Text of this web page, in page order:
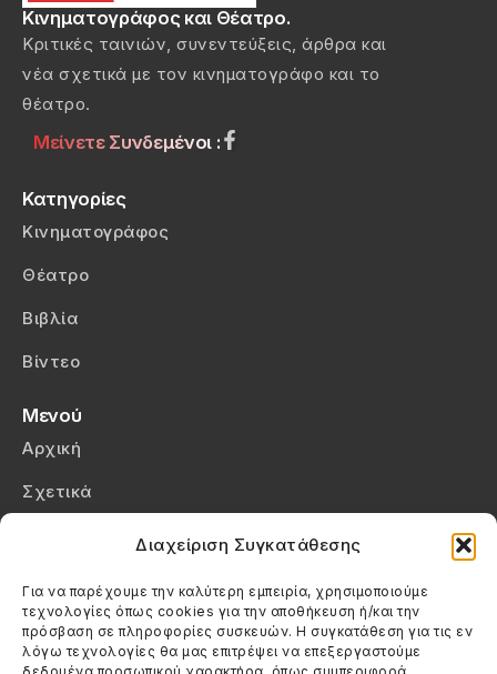
Διαχείριση Συγκατάθεσης
Για να παρέχουμε την καλύτερη εμπειρία, χρησιμοποιούμε
τεχνολογίες όπως cookies για την αποθήκευση ή/και την
πρόσβαση σε πληροφορίες συσκευών. Η συγκατάθεση για τις εν
λόγω τεχνολογίες θα μας επιτρέψει να επεξεργαστούμε
Κινηματογράφος και Θέατρο.
Κριτικές ταινιών, συνεντεύξεις, άρθρα και
νέα σχετικά με τον κινηματογράφο και το
θέατρο.
Μείνετε Συνδεμένοι :
Κατηγορίες
Κινηματογράφος
Θέατρο
Βιβλία
Βίντεο
Μενού
Αρχική
Σχετικά
Πολιτική Cookies (ΕΕ)